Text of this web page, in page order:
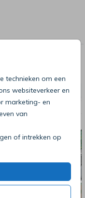
technieken om een
websiteverkeer en
marketing- en
van
of intrekken op
ook iets